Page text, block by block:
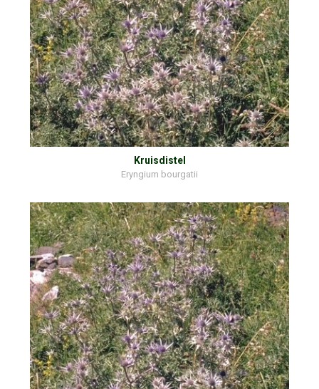
Kruisdistel
Eryngium bourgatii